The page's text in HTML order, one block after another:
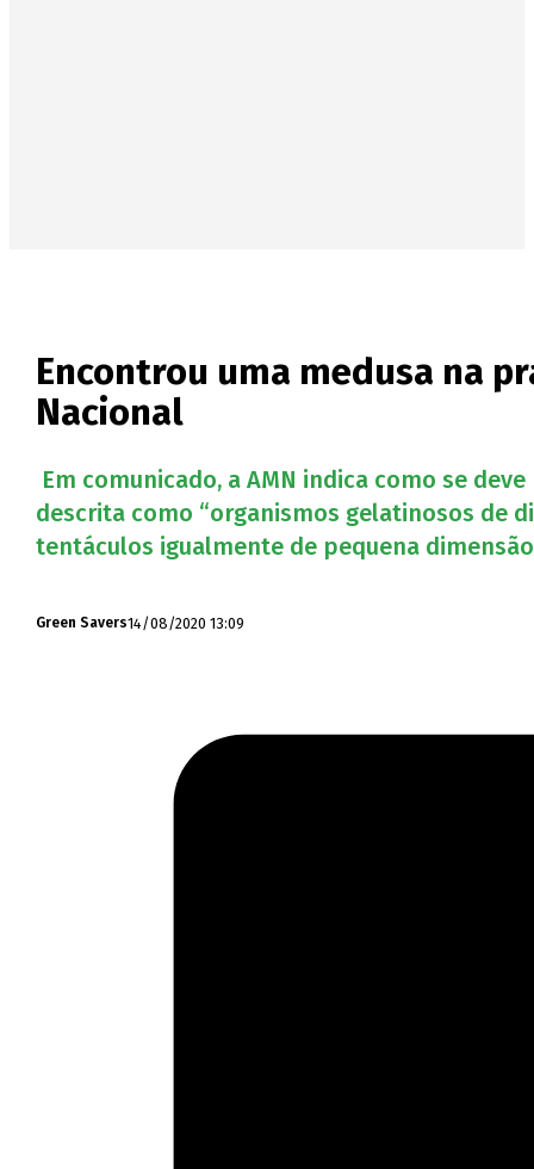
Encontrou uma medusa na
Nacional
Em comunicado, a AMN indica como se
descrita como “organismos gelatinosos de
tentáculos igualmente de pequena
Green Savers14/08/2020 13:09